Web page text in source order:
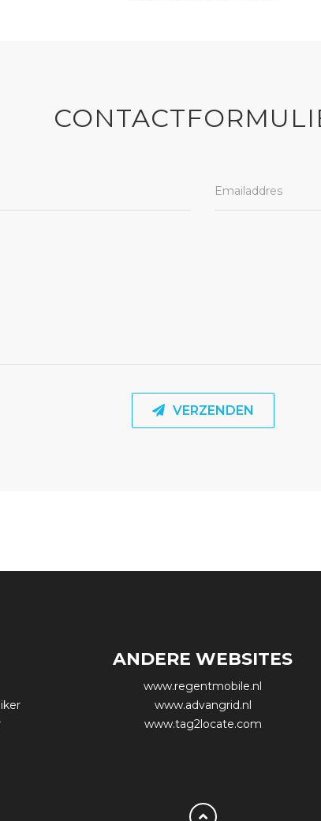
VERZENDEN
ANDERE WEBSITES
www.regentmobile.nl
www.advangrid.nl
www.tag2locate.com